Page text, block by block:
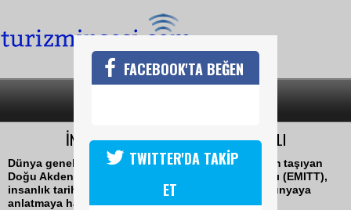
İNSANLIK TARİHİNİN EN BÜYÜLÜ MASALI
Dünya genelindeki turizm sektörü için büyük önem taşıyan
Doğu Akdeniz Uluslararası Turizm ve Seyahat Fuarı (EMITT),
insanlık tarihinin en büyülü masalı Ürgüp'ü tüm dünyaya
anlatmaya hazırlanıyor
FACEBOOK'TA BEĞEN
TWITTER'DA TAKİP
ET